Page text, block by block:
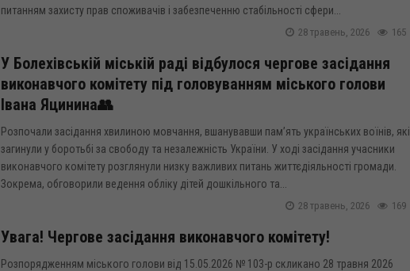
питанням захисту прав споживачів і забезпеченню стабільності сфери...
165
28 травень, 2026
У Болехівській міській раді відбулося чергове засідання
виконавчого комітету під головуванням міського голови
Івана Яцинина👥
Розпочали засідання хвилиною мовчання, вшанувавши пам’ять українських воїнів, які
загинули у боротьбі за свободу та незалежність України. У ході засідання учасники
виконавчого комітету розглянули низку важливих питань життєдіяльності громади.
Зокрема, обговорили ведення обліку дітей дошкільного та...
169
28 травень, 2026
Увага! Чергове засідання виконавчого комітету!
Розпорядженням міського голови від 15.05.2026 № 103-р скликано 28 травня 2026